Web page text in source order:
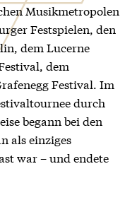
Musikmetropolen
Festspielen, den
dem Lucerne
dem
Festival. Im
durch
begann bei den
als einziges
war – und endete